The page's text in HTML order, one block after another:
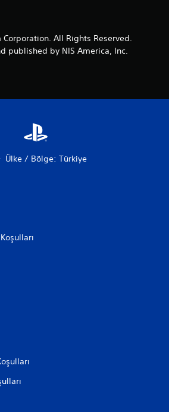
All Rights Reserved.
published by NIS America, Inc.
Ülke / Bölge: Türkiye